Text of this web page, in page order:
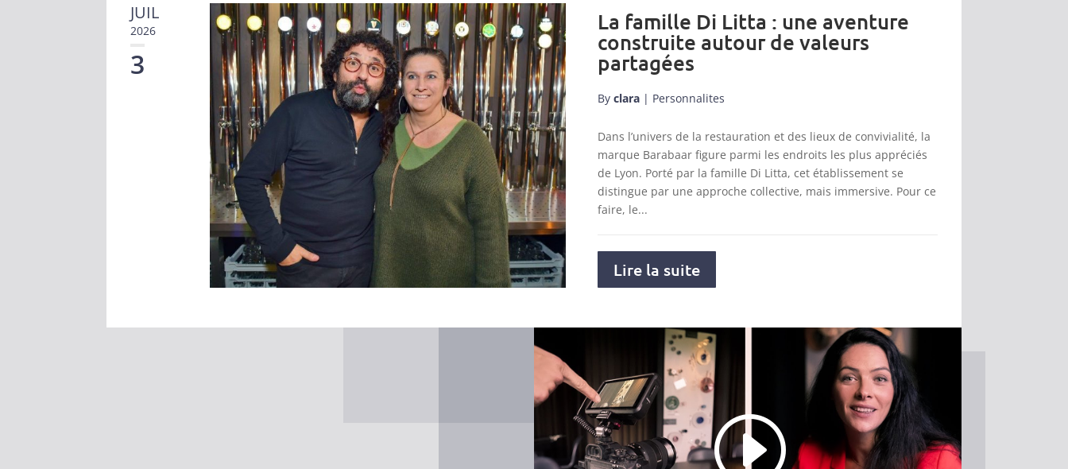
JUIL
2026
3
La famille Di Litta : une aventure
construite autour de valeurs
partagées
By clara | Personnalites
Dans l’univers de la restauration et des lieux de convivialité, la
marque Barabaar figure parmi les endroits les plus appréciés
de Lyon. Porté par la famille Di Litta, cet établissement se
distingue par une approche collective, mais immersive. Pour ce
faire, le...
Lire la suite